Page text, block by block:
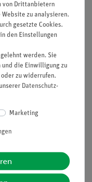
Nr.:LIE-SSD-19
Paket:
Basissatz von 6
€
von Drittanbietern
zu analysieren.
gesetzte Cookies.
den Einstellungen
werden. Sie
und die Einwilligung zu
zu widerrufen.
Daten­schutz­
Marketing